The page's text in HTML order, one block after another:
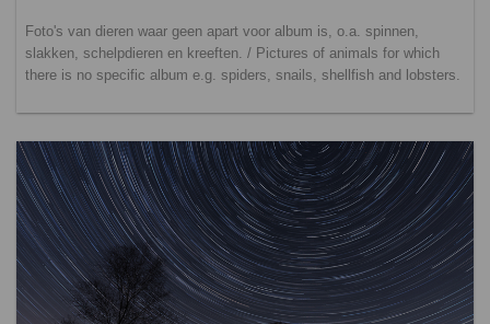
Foto's van dieren waar geen apart voor album is, o.a. spinnen,
slakken, schelpdieren en kreeften. / Pictures of animals for which
there is no specific album e.g. spiders, snails, shellfish and lobsters.